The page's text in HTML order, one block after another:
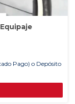
Pago) o Depósito